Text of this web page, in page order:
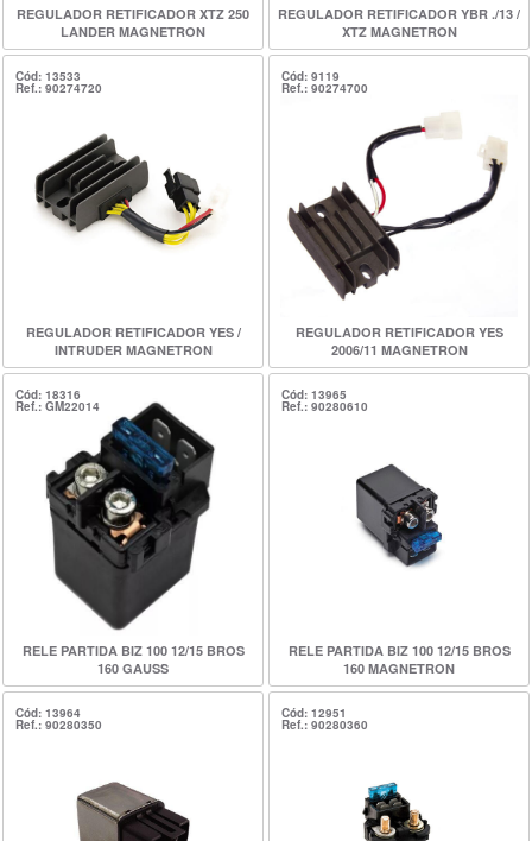
REGULADOR RETIFICADOR XTZ 250
LANDER MAGNETRON
REGULADOR RETIFICADOR YBR ./13 /
XTZ MAGNETRON
Cód: 13533
Ref.: 90274720
REGULADOR RETIFICADOR YES /
INTRUDER MAGNETRON
Cód: 9119
Ref.: 90274700
REGULADOR RETIFICADOR YES
2006/11 MAGNETRON
Cód: 18316
Ref.: GM22014
RELE PARTIDA BIZ 100 12/15 BROS
160 GAUSS
Cód: 13965
Ref.: 90280610
RELE PARTIDA BIZ 100 12/15 BROS
160 MAGNETRON
Cód: 13964
Ref.: 90280350
Cód: 12951
Ref.: 90280360